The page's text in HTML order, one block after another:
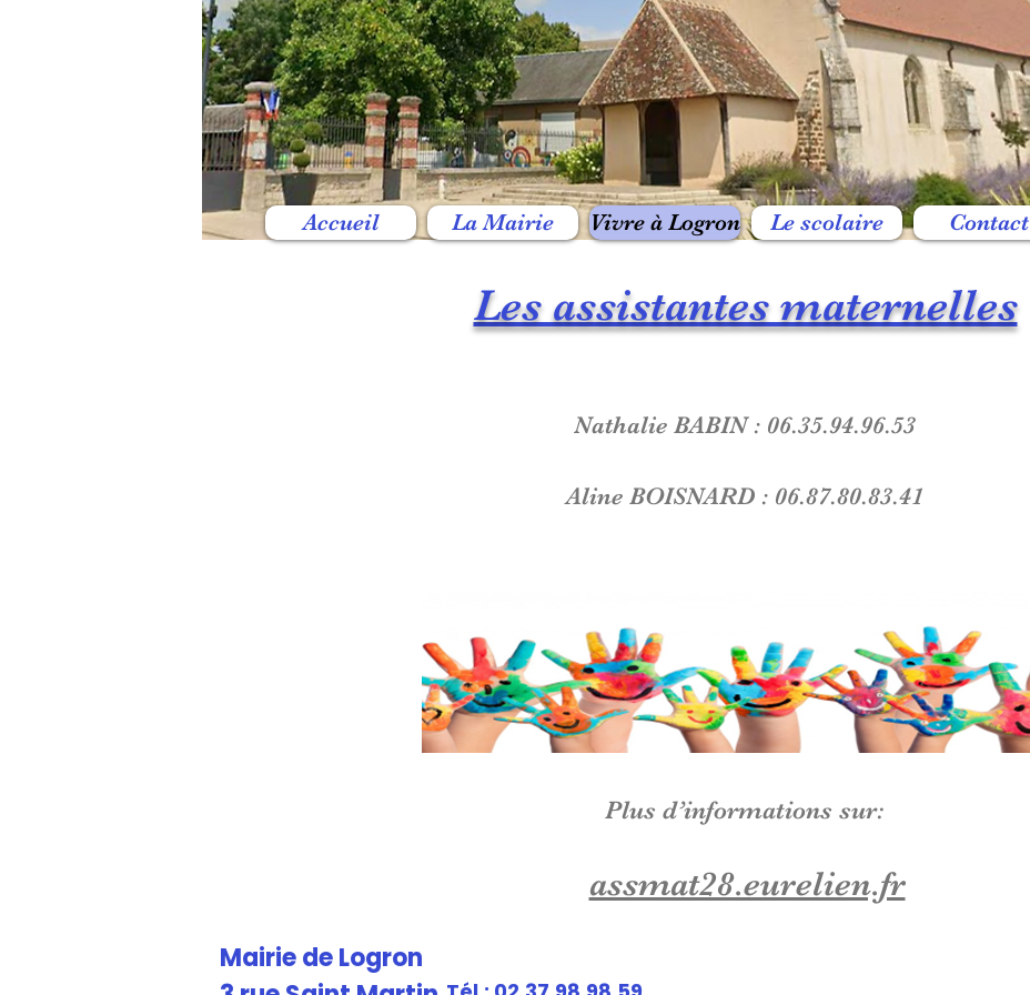
Accueil La Mairie Vivre à Logron Le scolaire Contact
Les assistantes maternelles
Nathalie BABIN : 06.35.94.96.53
Aline BOISNARD : 06.87.80.83.41
Plus d’informations sur:
assmat28.eurelien.fr
Mairie de Logron